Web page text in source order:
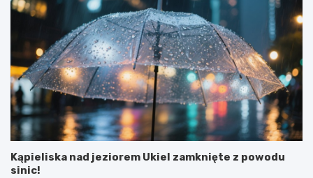
Kąpieliska nad jeziorem Ukiel zamknięte z powodu
sinic!